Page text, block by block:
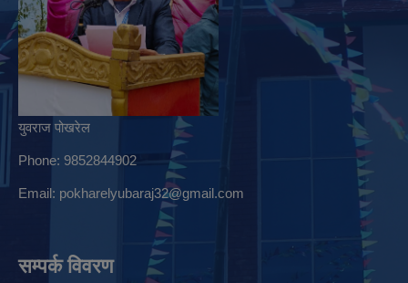
युवराज पोखरेल
Phone: 9852844902
Email: pokharelyubaraj32@gmail.com
सम्पर्क विवरण